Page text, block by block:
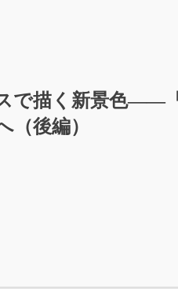
で描く新景色――
後編）